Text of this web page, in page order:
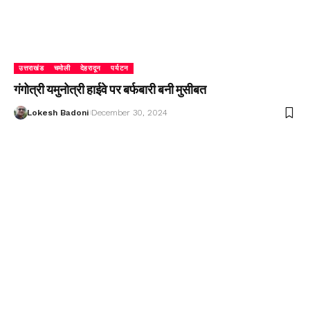
उत्तराखंड चमोली देहरादून पर्यटन
गंगोत्री यमुनोत्री हाईवे पर बर्फबारी बनी मुसीबत
Lokesh Badoni December 30, 2024